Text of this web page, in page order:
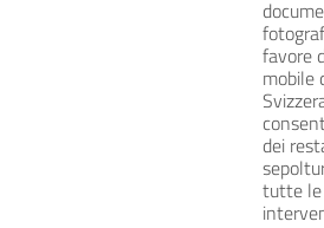
favore
mobile
dei
tutte le